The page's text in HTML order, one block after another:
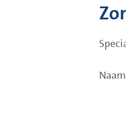
Naam